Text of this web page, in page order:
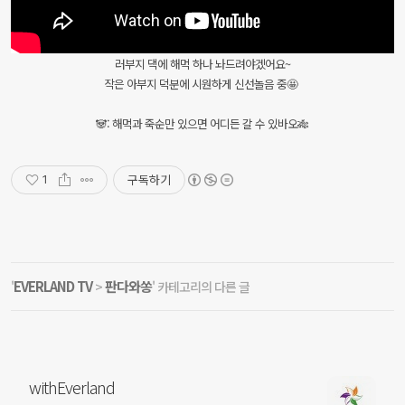
러부지 댁에 해먹 하나 놔드려야겠어요~
작은 아부지 덕분에 시원하게 신선놀음 중🤩
🐼: 해먹과 죽순만 있으면 어디든 갈 수 있바오🎋
1 구독하기
'EVERLAND TV>판다와쏭' 카테고리의 다른 글
withEverland